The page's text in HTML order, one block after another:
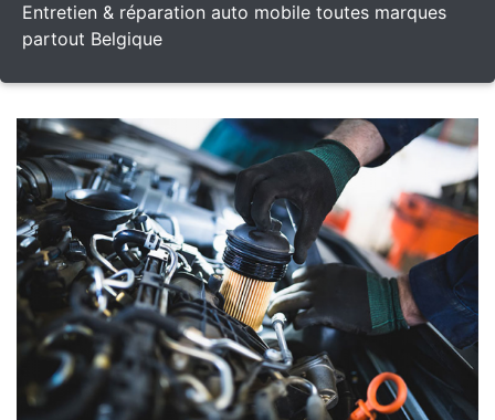
Entretien & réparation auto mobile toutes marques
partout Belgique